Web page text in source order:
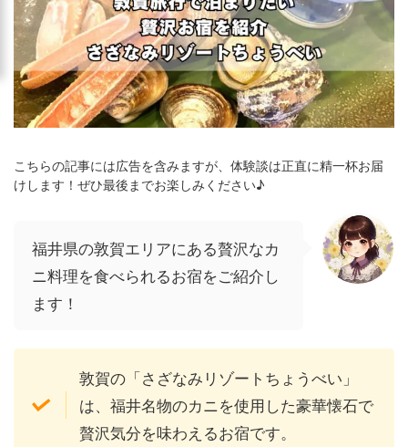
こちらの記事には広告を含みますが、体験談は正直に精一杯お届
けします！ぜひ最後までお楽しみください♪
福井県の敦賀エリアにある贅沢なカ
ニ料理を食べられるお宿をご紹介し
ます！
敦賀の「さざなみリゾートちょうべい」
は、福井名物のカニを使用した豪華懐石で
贅沢気分を味わえるお宿です。